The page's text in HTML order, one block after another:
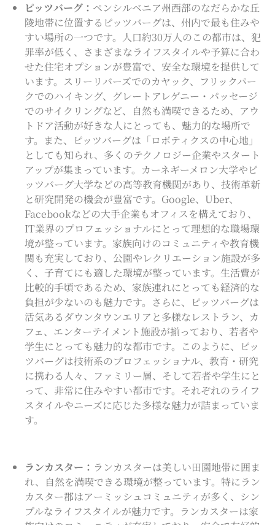
ピッツバーグ： ペンシルベニア州西部のなだらかな丘
陵地帯に位置するピッツバーグは、州内で最も住みや
すい場所の一つです。人口約30万人のこの都市は、犯
罪率が低く、さまざまなライフスタイルや予算に合わ
せた住宅オプションが豊富で、安全な環境を提供して
います。スリーリバーズでのカヤック、フリックパー
クでのハイキング、グレートアレゲニー・パッセージ
でのサイクリングなど、自然も満喫できるため、アウ
トドア活動が好きな人にとっても、魅力的な場所で
す。また、ピッツバーグは「ロボティクスの中心地」
としても知られ、多くのテクノロジー企業やスタート
アップが集まっています。カーネギーメロン大学やピ
ッツバーグ大学などの高等教育機関があり、技術革新
と研究開発の機会が豊富です。Google、Uber、
Facebookなどの大手企業もオフィスを構えており、
IT業界のプロフェッショナルにとって理想的な職場環
境が整っています。 家族向けのコミュニティや教育機
関も充実しており、公園やレクリエーション施設が多
く、子育てにも適した環境が整っています。生活費が
比較的手頃であるため、家族連れにとっても経済的な
負担が少ないのも魅力です。さらに、ピッツバーグは
活気あるダウンタウンエリアと多様なレストラン、カ
フェ、エンターテイメント施設が揃っており、若者や
学生にとっても魅力的な都市です。
このように、ピッ
ツバーグは技術系のプロフェッショナル、教育・研究
に携わる人々、ファミリー層、そして若者や学生にと
って、非常に住みやすい都市です。それぞれのライフ
スタイルやニーズに応じた多様な魅力が詰まっていま
す。
ランカスター： ランカスターは美しい田園地帯に囲ま
れ、自然を満喫できる環境が整っています。特にラン
カスター郡はアーミッシュコミュニティが多く、シン
プルなライフスタイルが魅力です。ランカスターは家